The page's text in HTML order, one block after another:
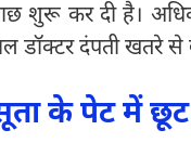
शुरू कर दी है।
डॉक्टर दंपती खतरे
के पेट में